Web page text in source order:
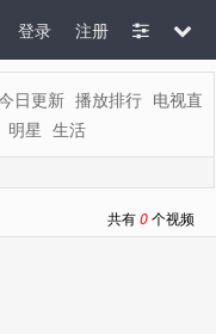
注册
登录
日更新 播放排行 电视直
明星 生活
日本 美国 英国 新加坡
2010 2009 2008 2007
P Q R S
共有0个视频